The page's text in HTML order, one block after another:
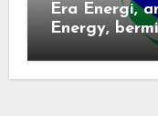
Era Energi,
Energy,